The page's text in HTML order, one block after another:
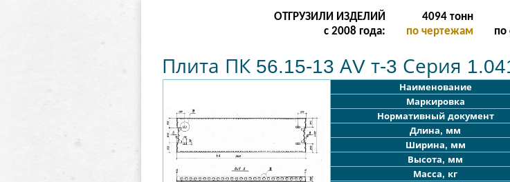
ОТГРУЗИЛИ ИЗДЕЛИЙ
с 2008 года:
16382тонн
по чертежам
по
Плита ПК 56.15-13 АV т-3 Серия
Наименование
Маркировка
Нормативный документ
Длина, мм
Ширина, мм
Высота, мм
Масса, кг